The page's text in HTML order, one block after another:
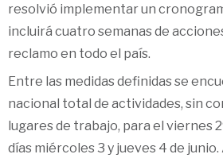
resolvió implementar un
incluirá cuatro semanas de
reclamo en todo el país.
Entre las medidas definidas se
nacional total de actividades, sin
lugares de trabajo, para el viernes
días miércoles 3 y jueves 4 de junio.